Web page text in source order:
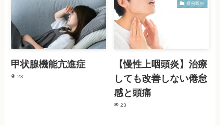
甲状腺機能亢進症
23
症例報告
【慢性上咽頭炎】治療
しても改善しない倦怠
感と頭痛
23